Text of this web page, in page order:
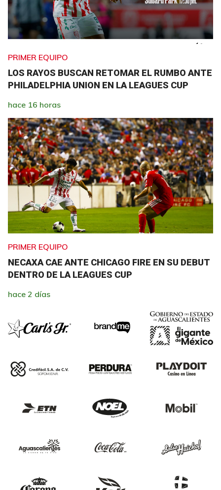
PRIMER EQUIPO
LOS RAYOS BUSCAN RETOMAR EL RUMBO ANTE
PHILADELPHIA UNION EN LA LEAGUES CUP
hace 16 horas
PRIMER EQUIPO
NECAXA CAE ANTE CHICAGO FIRE EN SU DEBUT
DENTRO DE LA LEAGUES CUP
hace 2 días